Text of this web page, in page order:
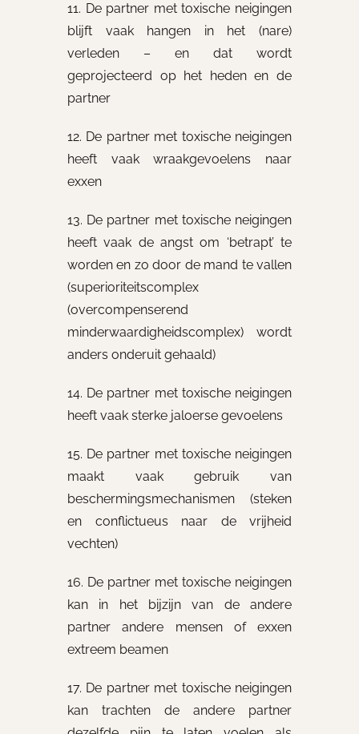
11. De partner met toxische neigingen
blijft vaak hangen in het (nare)
verleden – en dat wordt
geprojecteerd op het heden en de
partner
12. De partner met toxische neigingen
heeft vaak wraakgevoelens naar
exxen
13. De partner met toxische neigingen
heeft vaak de angst om ‘betrapt’ te
worden en zo door de mand te vallen
(superioriteitscomplex
(overcompenserend
minderwaardigheidscomplex) wordt
anders onderuit gehaald)
14. De partner met toxische neigingen
heeft vaak sterke jaloerse gevoelens
15. De partner met toxische neigingen
maakt vaak gebruik van
beschermingsmechanismen (steken
en conflictueus naar de vrijheid
vechten)
16. De partner met toxische neigingen
kan in het bijzijn van de andere
partner andere mensen of exxen
extreem beamen
17. De partner met toxische neigingen
kan trachten de andere partner